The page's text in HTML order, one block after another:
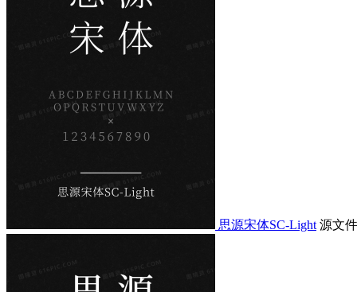
思源宋体SC-Light 源文件